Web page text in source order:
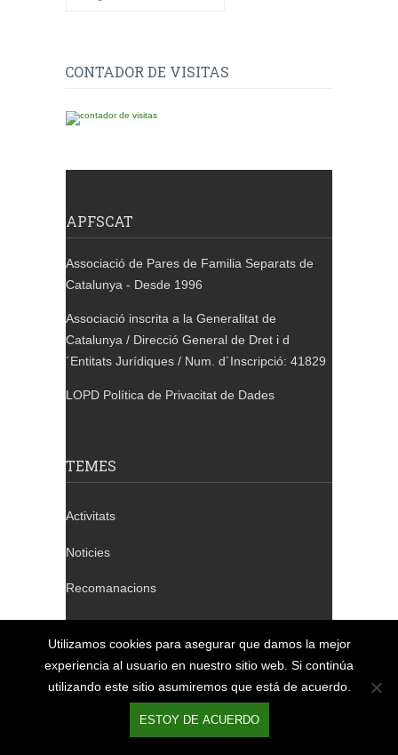
CONTADOR DE VISITAS
APFSCAT
Associació de Pares de Familia Separats de
Catalunya - Desde 1996
Associació inscrita a la Generalitat de
Catalunya / Direcció General de Dret i d
´Entitats Jurídiques / Num. d´Inscripció: 41829
LOPD Política de Privacitat de Dades
TEMES
Activitats
Noticies
Recomanacions
Tallers
Xerrades
TELÈFONS DE CONTACTE
Utilizamos cookies para asegurar que damos la mejor
experiencia al usuario en nuestro sitio web. Si continúa
utilizando este sitio asumiremos que está de acuerdo.
ESTOY DE ACUERDO